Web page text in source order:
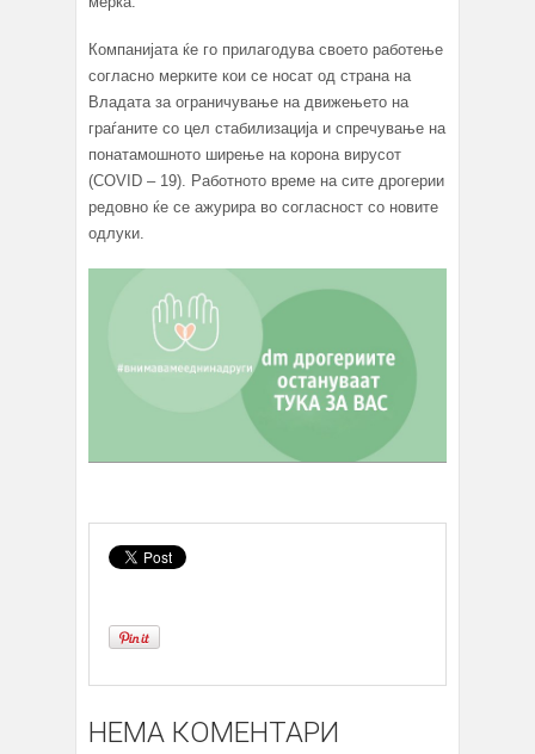
Компанијата ќе го прилагодува своето работење
согласно мерките кои се носат од страна на
Владата за ограничување на движењето на
граѓаните со цел стабилизација и спречување на
понатамошното ширење на корона вирусот
(COVID – 19). Работното време на сите дрогерии
редовно ќе се ажурира во согласност со новите
одлуки.
НЕМА КОМЕНТАРИ